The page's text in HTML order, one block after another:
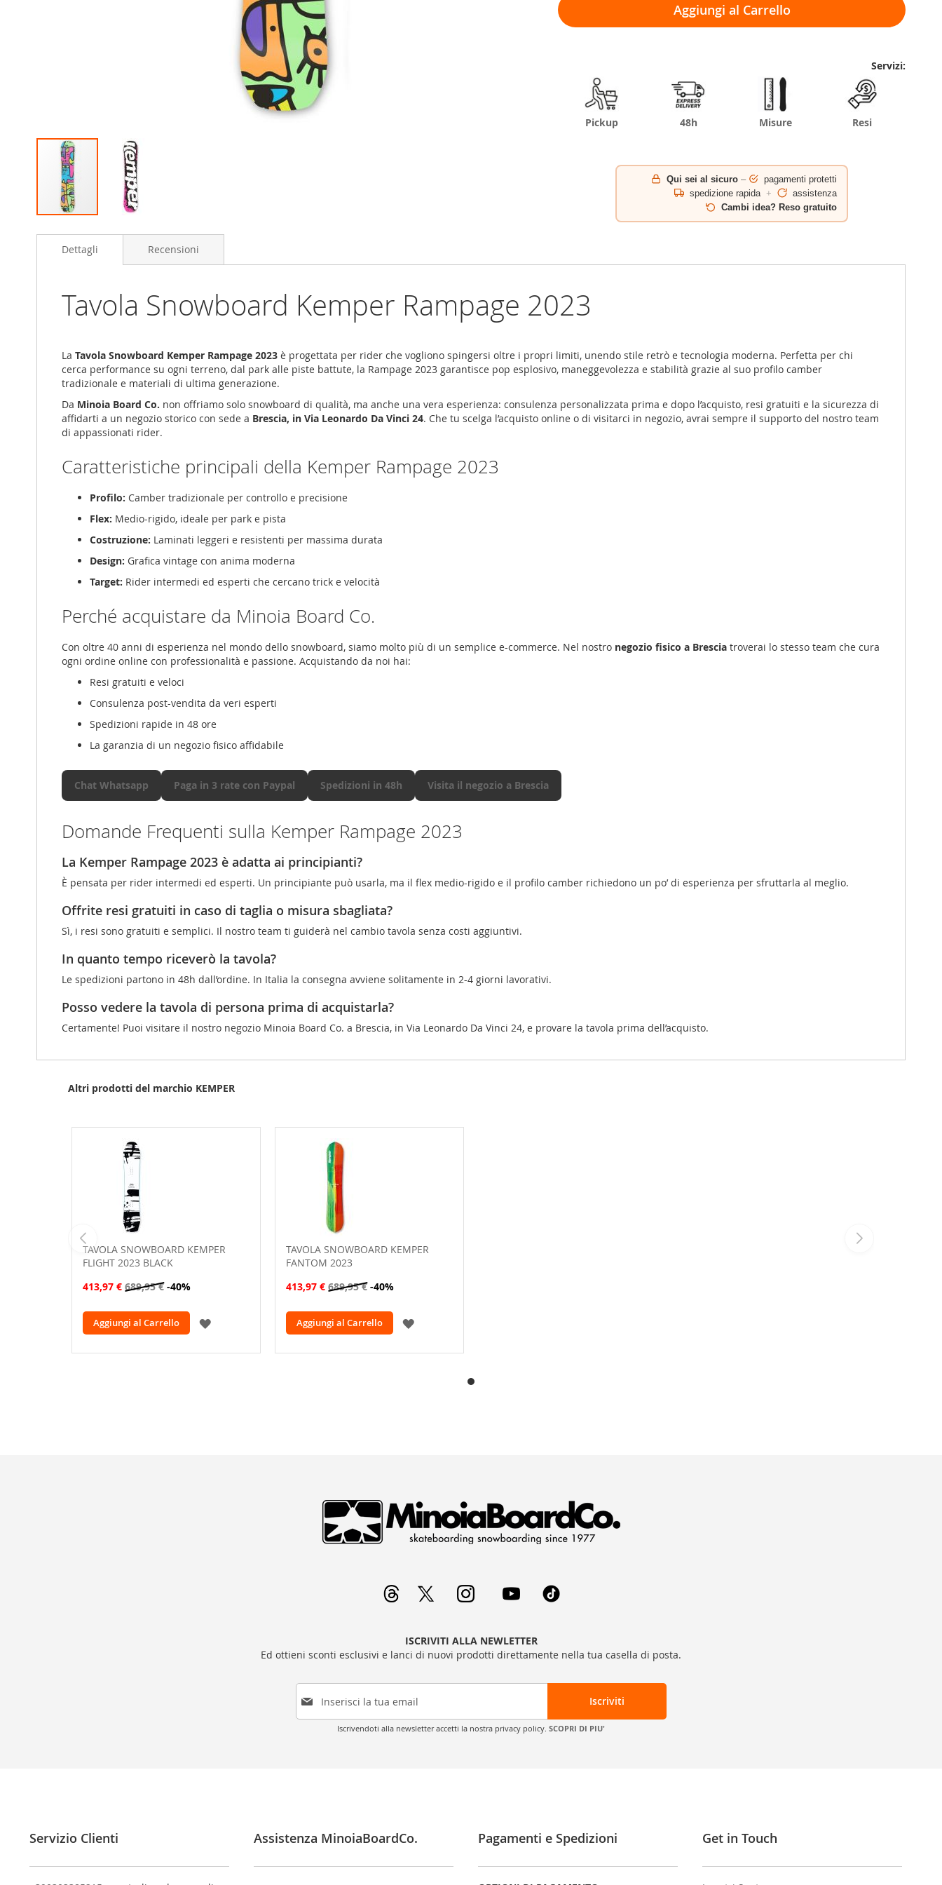
Aggiungi al Carrello
Servizi:
Pickup 48h Misure Resi
Qui sei al sicuro –
pagamenti protetti
spedizione rapida +
assistenza
Cambi idea? Reso gratuito
to
Dettagli
Tavola Snowboard Kemper Rampage 2023
La Tavola Snowboard Kemper Rampage 2023 è progettata per rider che vogliono spingersi oltre i propri limiti, unendo stile retrò e tecnologia moderna. Perfetta per chi
cerca performance su ogni terreno, dal park alle piste battute, la Rampage 2023 garantisce pop esplosivo, maneggevolezza e stabilità grazie al suo profilo camber
tradizionale e materiali di ultima generazione.
Da Minoia Board Co. non offriamo solo snowboard di qualità, ma anche una vera esperienza: consulenza personalizzata prima e dopo l’acquisto, resi gratuiti e la sicurezza di
affidarti a un negozio storico con sede a Brescia, in Via Leonardo Da Vinci 24. Che tu scelga l’acquisto online o di visitarci in negozio, avrai sempre il supporto del nostro team
di appassionati rider.
Caratteristiche principali della Kemper Rampage 2023
Profilo: Camber tradizionale per controllo e precisione
Flex: Medio-rigido, ideale per park e pista
Costruzione: Laminati leggeri e resistenti per massima durata
Design: Grafica vintage con anima moderna
Target: Rider intermedi ed esperti che cercano trick e velocità
Perché acquistare da Minoia Board Co.
Con oltre 40 anni di esperienza nel mondo dello snowboard, siamo molto più di un semplice e-commerce. Nel nostro negozio fisico a Brescia troverai lo stesso team che cura
ogni ordine online con professionalità e passione. Acquistando da noi hai:
Resi gratuiti e veloci
Consulenza post-vendita da veri esperti
Spedizioni rapide in 48 ore
La garanzia di un negozio fisico affidabile
Chat Whatsapp Paga in 3 rate con Paypal Spedizioni in 48h Visita il negozio a Brescia
Domande Frequenti sulla Kemper Rampage 2023
La Kemper Rampage 2023 è adatta ai principianti?
È pensata per rider intermedi ed esperti. Un principiante può usarla, ma il flex medio-rigido e il profilo camber richiedono un po’ di esperienza per sfruttarla al meglio.
Offrite resi gratuiti in caso di taglia o misura sbagliata?
Sì, i resi sono gratuiti e semplici. Il nostro team ti guiderà nel cambio tavola senza costi aggiuntivi.
In quanto tempo riceverò la tavola?
Le spedizioni partono in 48h dall’ordine. In Italia la consegna avviene solitamente in 2-4 giorni lavorativi.
Posso vedere la tavola di persona prima di acquistarla?
Certamente! Puoi visitare il nostro negozio Minoia Board Co. a Brescia, in Via Leonardo Da Vinci 24, e provare la tavola prima dell’acquisto.
Recensioni
Altri prodotti del marchio KEMPER
TAVOLA SNOWBOARD KEMPER
FLIGHT 2023 BLACK
413,97 € 689,95 € -40%
Aggiungi al Carrello
AGGIUNGI
TAVOLA SNOWBOARD KEMPER
FANTOM 2023
413,97 € 689,95 € -40%
Aggiungi al Carrello
AGGIUNGI
ISCRIVITI ALLA NEWLETTER
Ed ottieni sconti esclusivi e lanci di nuovi prodotti direttamente nella tua casella di posta.
I
c
l
n
Iscriviti
Iscrivendoti alla newsletter accetti la nostra privacy policy. SCOPRI DI PIU'
Servizio Clienti Assistenza MinoiaBoardCo. Pagamenti e Spedizioni Get in Touch